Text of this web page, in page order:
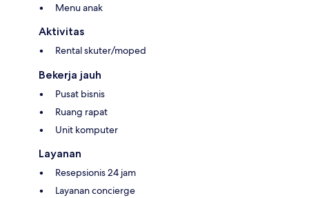
Menu anak
Aktivitas
Rental skuter/moped
Bekerja jauh
Pusat bisnis
Ruang rapat
Unit komputer
Layanan
Resepsionis 24 jam
Layanan concierge